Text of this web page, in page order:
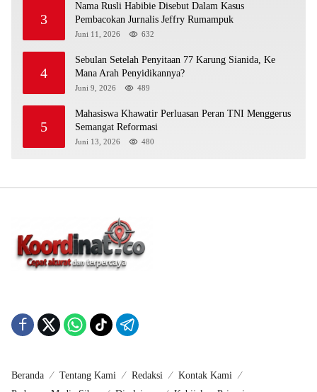
3
Nama Rusli Habibie Disebut Dalam Kasus
Pembacokan Jurnalis Jeffry Rumampuk
Juni 11, 2026 632
4
Sebulan Setelah Penyitaan 77 Karung Sianida, Ke
Mana Arah Penyidikannya?
Juni 9, 2026 489
5
Mahasiswa Khawatir Perluasan Peran TNI Menggerus
Semangat Reformasi
Juni 13, 2026 480
Beranda Tentang Kami Redaksi
Kontak Kami